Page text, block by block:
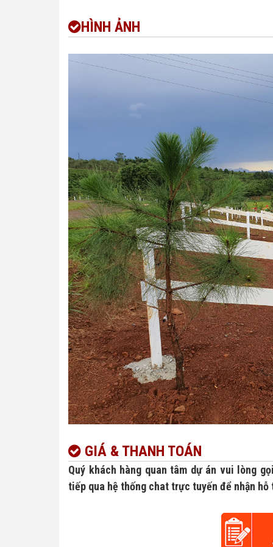
HÌNH ẢNH
GIÁ & THANH TOÁN
Quý khách hàng quan tâm dự án vui lòng
tiếp qua hệ thống chat trực tuyến để nhận hỗ